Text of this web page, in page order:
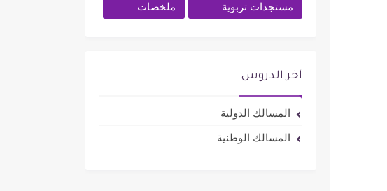
مستجدات تربوية ملخصات
آخر الدروس
المسالك الدولية
المسالك الوطنية